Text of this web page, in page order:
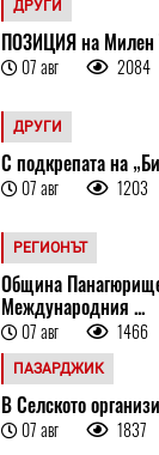
ДРУГИ
ПОЗИЦИЯ на Милен
07 авг 2084
ДРУГИ
С подкрепата на
07 авг 1203
РЕГИОНЪТ
Община
Международния ...
07 авг 1466
ПАЗАРДЖИК
В Селското
07 авг 1837